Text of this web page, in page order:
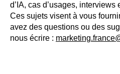
d’IA, cas d’usages,
Ces sujets visent à vous
avez des questions ou des
nous écrire :